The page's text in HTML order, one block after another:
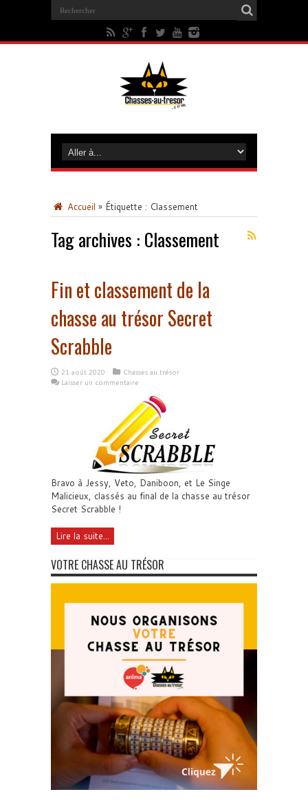
Accueil » Étiquette : Classement
Tag archives : Classement
Fin et classement de la
chasse au trésor Secret
Scrabble
21 août 2020
Chasses au trésor
Laisser un commentaire
Bravo à Jessy, Veto, Daniboon, et Le Singe
Malicieux, classés au final de la chasse au trésor
Secret Scrabble !
Lire la suite...
VOTRE CHASSE AU TRÉSOR